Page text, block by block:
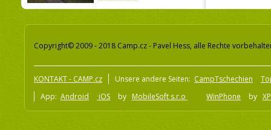
Copyright© 2009 - 2018 Camp.cz - Pavel Hess, alle Rechte
KONTAKT - CAMP.cz Unsere andere Seiten: CampTschechien
App: Android iOS by MobileSoft s.r.o WinPhone by